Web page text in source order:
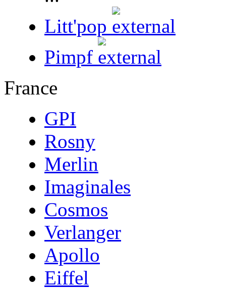
Litt'pop
Pimpf
France
GPI
Rosny
Merlin
Imaginales
Cosmos
Verlanger
Apollo
Eiffel